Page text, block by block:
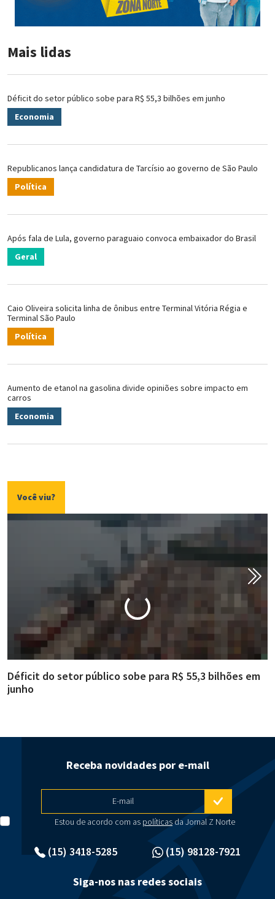
Mais lidas
Déficit do setor público sobe para R$ 55,3 bilhões em junho
Economia
Republicanos lança candidatura de Tarcísio ao governo de São Paulo
Política
Após fala de Lula, governo paraguaio convoca embaixador do Brasil
Geral
Caio Oliveira solicita linha de ônibus entre Terminal Vitória Régia e
Terminal São Paulo
Política
Aumento de etanol na gasolina divide opiniões sobre impacto em
carros
Economia
Você viu?
Déficit do setor público sobe para R$ 55,3 bilhões em
junho
(15) 3418-5285 (15) 98128-7921
Receba novidades por e-mail
E-mail
Estou de acordo com as políticas da Jornal Z Norte
Siga-nos nas redes sociais